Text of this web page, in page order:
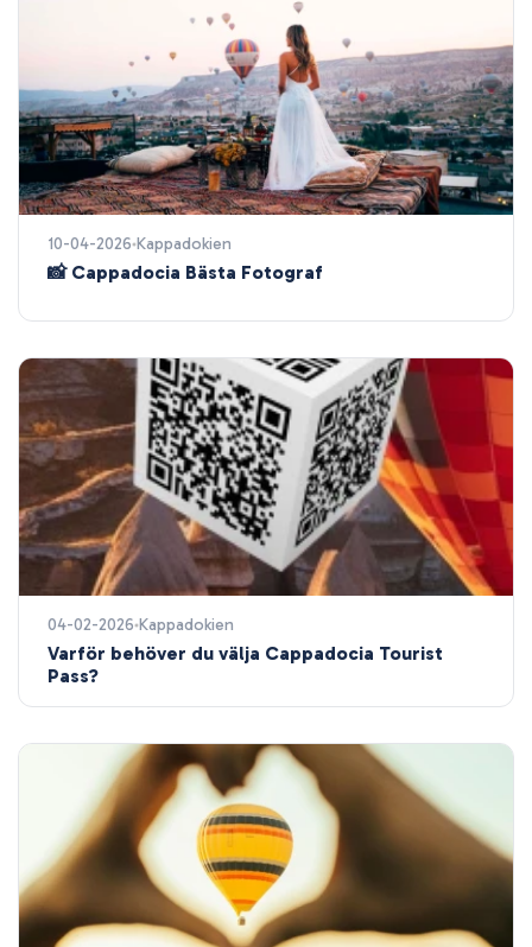
10-04-2026 Kappadokien
📸 Cappadocia Bästa Fotograf
04-02-2026 Kappadokien
Varför behöver du välja Cappadocia Tourist
Pass?